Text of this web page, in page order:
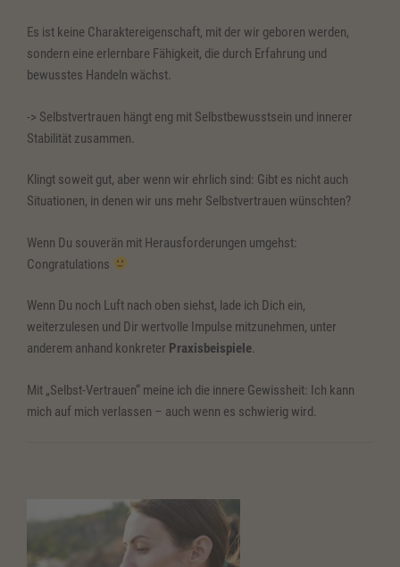
Es ist keine Charaktereigenschaft, mit der wir geboren werden,
sondern eine erlernbare Fähigkeit, die durch Erfahrung und
bewusstes Handeln wächst.
-> Selbstvertrauen hängt eng mit Selbstbewusstsein und innerer
Stabilität zusammen.
Klingt soweit gut, aber wenn wir ehrlich sind: Gibt es nicht auch
Situationen, in denen wir uns mehr Selbstvertrauen wünschten?
Wenn Du souverän mit Herausforderungen umgehst:
Congratulations
Wenn Du noch Luft nach oben siehst, lade ich Dich ein,
weiterzulesen und Dir wertvolle Impulse mitzunehmen, unter
anderem anhand konkreter Praxisbeispiele.
Mit „Selbst-Vertrauen“ meine ich die innere Gewissheit: Ich kann
mich auf mich verlassen – auch wenn es schwierig wird.